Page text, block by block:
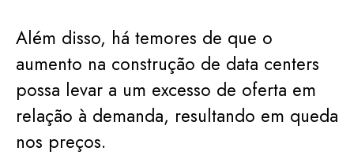
Além disso, há temores de que o
aumento na construção de data centers
possa levar a um excesso de oferta em
relação à demanda, resultando em queda
nos preços.